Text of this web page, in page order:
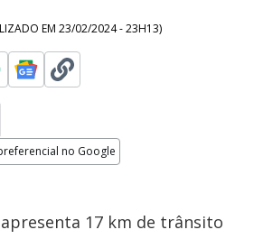
EM 23/02/2024 - 23H13)
no Google
apresenta 17 km de trânsito